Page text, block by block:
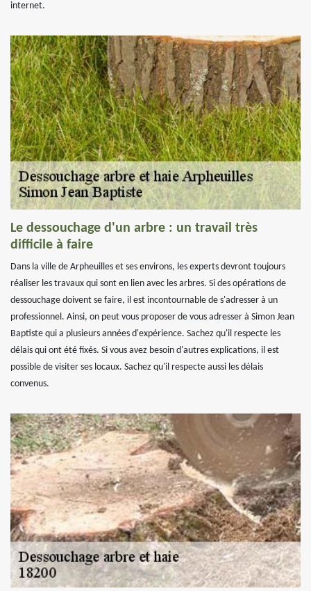
internet.
Le dessouchage d'un arbre : un travail très
difficile à faire
Dans la ville de Arpheuilles et ses environs, les experts devront toujours
réaliser les travaux qui sont en lien avec les arbres. Si des opérations de
dessouchage doivent se faire, il est incontournable de s'adresser à un
professionnel. Ainsi, on peut vous proposer de vous adresser à Simon Jean
Baptiste qui a plusieurs années d'expérience. Sachez qu'il respecte les
délais qui ont été fixés. Si vous avez besoin d'autres explications, il est
possible de visiter ses locaux. Sachez qu'il respecte aussi les délais
convenus.